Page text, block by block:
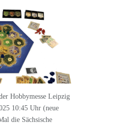
Hobbymesse Leipzig
10:45 Uhr (neue
die Sächsische